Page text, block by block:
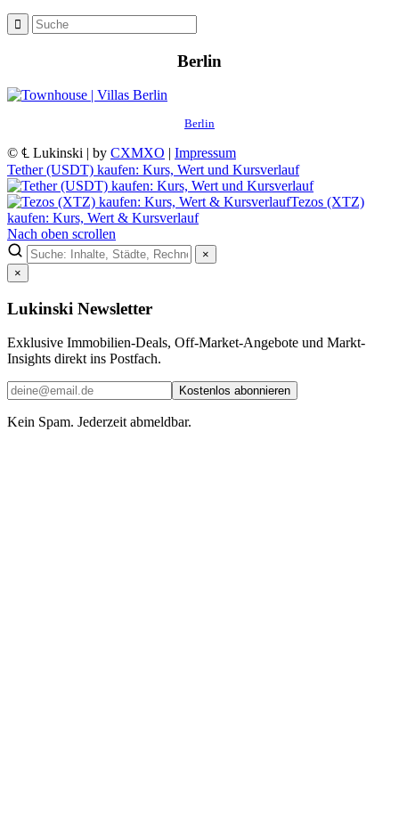
Berlin
Berlin
© ℄ Lukinski | by CXMXO | Impressum
Tether (USDT) kaufen: Kurs, Wert und Kursverlauf
Tezos (XTZ)
kaufen: Kurs, Wert & Kursverlauf
Nach oben scrollen
×
×
Lukinski Newsletter
Exklusive Immobilien-Deals, Off-Market-Angebote und Markt-
Insights direkt ins Postfach.
Kostenlos abonnieren
Kein Spam. Jederzeit abmeldbar.